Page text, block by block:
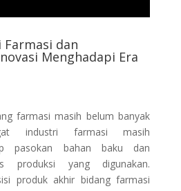
dan
Menghadapi Era
farmasi masih belum banyak
industri farmasi masih
pasokan bahan baku dan
produksi yang digunakan.
produk akhir bidang farmasi